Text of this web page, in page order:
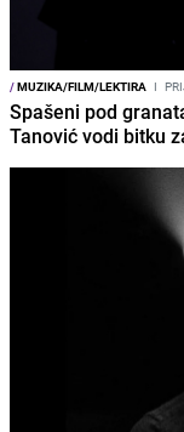
/MUZIKA/FILM/LEKTIRA I
Spašeni pod
Tanović vodi bitku